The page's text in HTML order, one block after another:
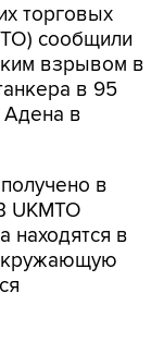
торговых
сообщили
взрывом в
в 95
Адена в
в
UKMTO
находятся в